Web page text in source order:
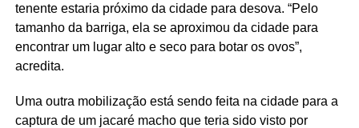
tenente estaria próximo da cidade para desova. “Pelo
tamanho da barriga, ela se aproximou da cidade para
encontrar um lugar alto e seco para botar os ovos”,
acredita.
Uma outra mobilização está sendo feita na cidade para a
captura de um jacaré macho que teria sido visto por